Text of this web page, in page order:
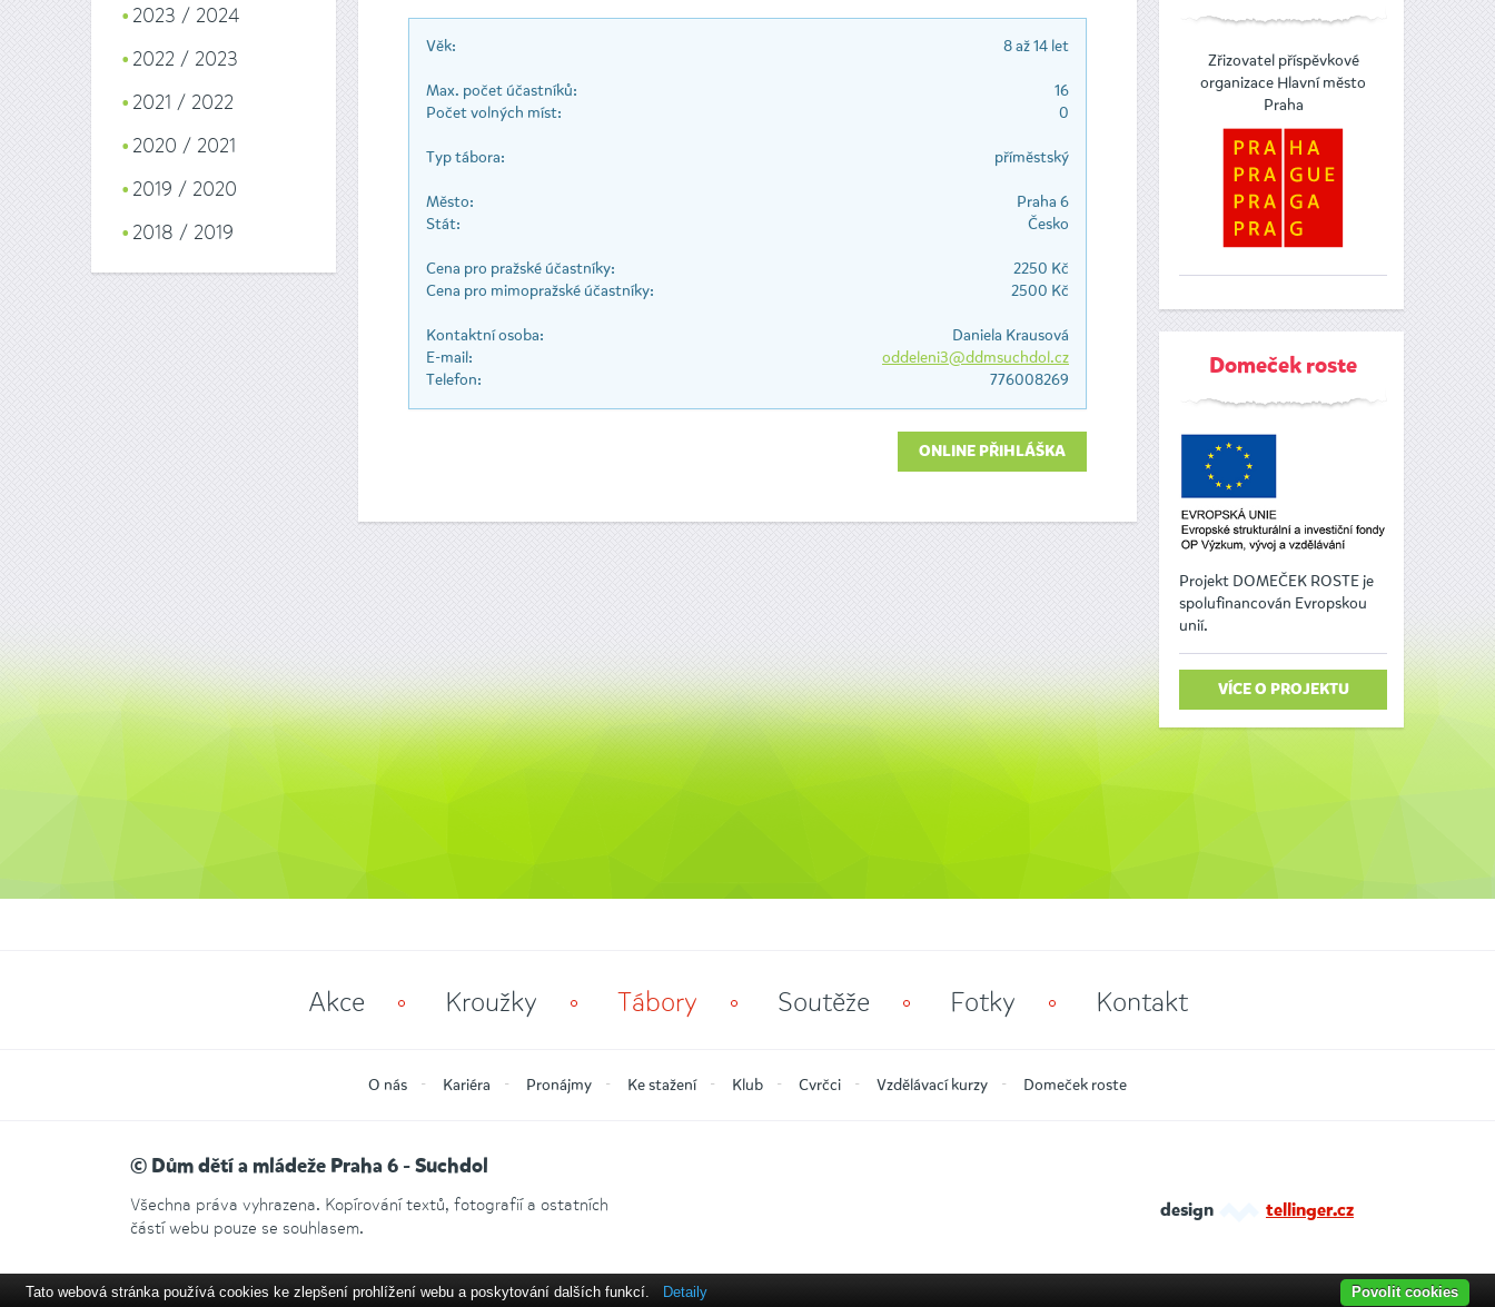
2023 / 2024
2022 / 2023
2021 / 2022
2020 / 2021
2019 / 2020
2018 / 2019
Věk: 8 až 14 let
Max. počet účastníků:
16
Počet volných míst:
0
Typ tábora: příměstský
Město:
Praha 6
Stát:
Česko
Cena pro pražské účastníky:
2250 Kč
Cena pro mimopražské účastníky:
2500 Kč
Kontaktní osoba:
Daniela Krausová
E-mail:
oddeleni3@ddmsuchdol.cz
Telefon:
776008269
ONLINE PŘIHLÁŠKA
Zřizovatel příspěvkové
organizace Hlavní město
Praha
Domeček roste
Projekt DOMEČEK ROSTE je
spolufinancován Evropskou
unií.
VÍCE O PROJEKTU
Akce Kroužky Tábory Soutěže Fotky Kontakt
O nás Kariéra Pronájmy Ke stažení Klub Cvrčci Vzdělávací kurzy Domeček roste
© Dům dětí a mládeže Praha 6 - Suchdol
Všechna práva vyhrazena. Kopírování textů, fotografií a ostatních
částí webu pouze se souhlasem.
design tellinger.cz
Tato webová stránka používá cookies ke zlepšení prohlížení webu a poskytování dalších funkcí. Detaily Povolit cookies